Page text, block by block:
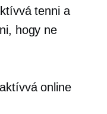
tenni a
hogy ne
online